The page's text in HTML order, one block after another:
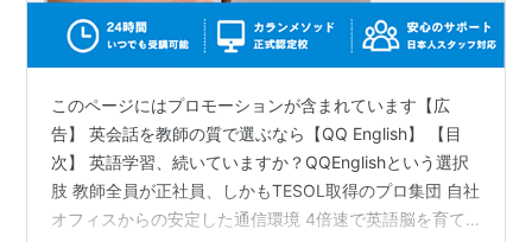
このページにはプロモーションが含まれています【広
告】 英会話を教師の質で選ぶなら【QQ English】 【目
次】 英語学習、続いていますか？QQEnglishという選択
肢 教師全員が正社員、しかもTESOL取得のプロ集団 自社
オフィスからの安定した通信環境 4倍速で英語脳を育て